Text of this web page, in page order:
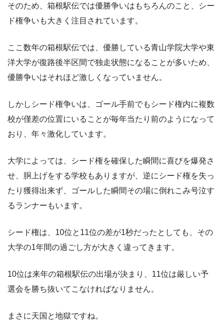
そのため、箱根駅伝では優勝争いはもちろんのこと、シー
ド権争いも大きく注目されています。
ここ数年の箱根駅伝では、優勝している青山学院大学や東
洋大学が復路後半区間で独走状態になることが多いため、
優勝争いはそれほど激しくなっていません。
しかしシード権争いは、ゴール手前でもシード権内に複数
校が僅差の位置にいることが毎年当たり前のようになって
おり、年々激化しています。
大学によっては、シード権を確保した瞬間に喜びを爆発さ
せ、胴上げをする学校もありますが、逆にシード権を失っ
たり獲得出来ず、ゴールした瞬間その場に倒れこみ号泣す
るランナーもいます。
シード権は、10位と11位の差が1秒だったとしても、その
大学の1年間の過ごし方が大きく違ってきます。
10位は来年の箱根駅伝の出場が決まり、11位は厳しい予
選会を勝ち抜いてこなければなりません。
まさに天国と地獄ですね。